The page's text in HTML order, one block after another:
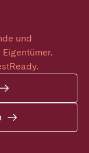
und